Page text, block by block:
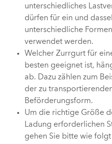
unterschiedliches
dürfen für ein und
unterschiedliche
verwendet werden.
Welcher Zurrgurt für
besten geeignet ist,
ab. Dazu zählen zum
der zu
Beförderungsform.
Um die richtige Größe
Ladung erforderlichen
gehen Sie bitte wie